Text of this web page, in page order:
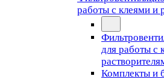
работы с клеями и
для работы с
Комплекты и